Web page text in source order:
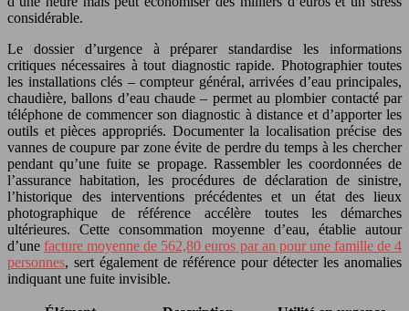
considérable.
Le dossier d’urgence à préparer standardise les informations
critiques nécessaires à tout diagnostic rapide. Photographier toutes
les installations clés – compteur général, arrivées d’eau principales,
chaudière, ballons d’eau chaude – permet au plombier contacté par
téléphone de commencer son diagnostic à distance et d’apporter les
outils et pièces appropriés. Documenter la localisation précise des
vannes de coupure par zone évite de perdre du temps à les chercher
pendant qu’une fuite se propage. Rassembler les coordonnées de
l’assurance habitation, les procédures de déclaration de sinistre,
l’historique des interventions précédentes et un état des lieux
photographique de référence accélère toutes les démarches
ultérieures. Cette consommation moyenne d’eau, établie autour
d’une facture moyenne de 562,80 euros par an pour une famille de 4
personnes, sert également de référence pour détecter les anomalies
indiquant une fuite invisible.